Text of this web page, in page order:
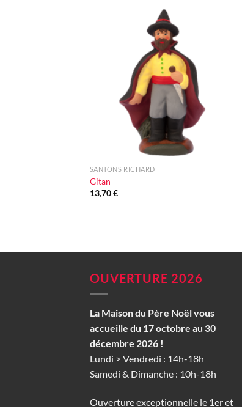
SANTONS RICHARD
Gitan
13,70€
OUVERTURE 2026
La Maison du Père Noël vous
accueille du 17 octobre au 30
décembre 2026 !
Lundi > Vendredi : 14h-18h
Samedi & Dimanche : 10h-18h
Ouverture exceptionnelle le 1er et